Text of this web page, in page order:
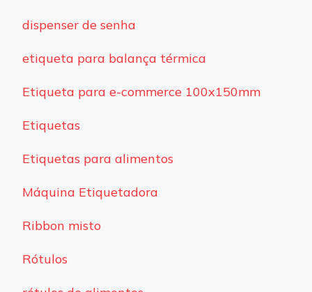
dispenser de senha
etiqueta para balança térmica
Etiqueta para e-commerce 100x150mm
Etiquetas
Etiquetas para alimentos
Máquina Etiquetadora
Ribbon misto
Rótulos